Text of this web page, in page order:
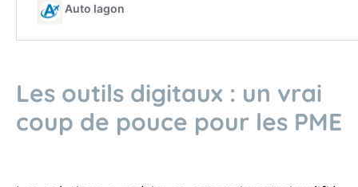
Les outils digitaux : un vrai
coup de pouce pour les PME